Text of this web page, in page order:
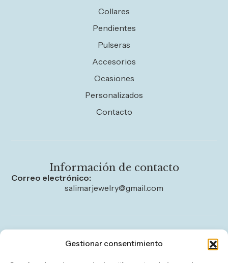
Gestionar consentimiento
Collares
Pendientes
Pulseras
Accesorios
Ocasiones
Personalizados
Contacto
Información de contacto
Correo electrónico:
salimarjewelry@gmail.com